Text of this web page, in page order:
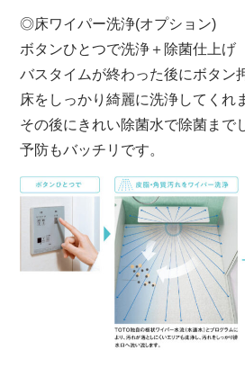
◎床ワイパー洗浄(オプション)
ボタンひとつで洗浄＋除菌仕上げ
バスタイムが終わった後にボタン
床をしっかり綺麗に洗浄してくれ
その後にきれい除菌水で除菌まで
予防もバッチリです。